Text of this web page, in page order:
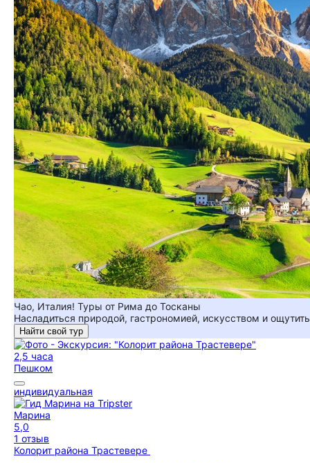
Чао, Италия! Туры от Рима до Тосканы
Насладиться природой, гастрономией, искусством и
Найти свой тур
2,5 часа
Пешком
индивидуальная
Марина
5,0
1 отзыв
Колорит района Трастевере